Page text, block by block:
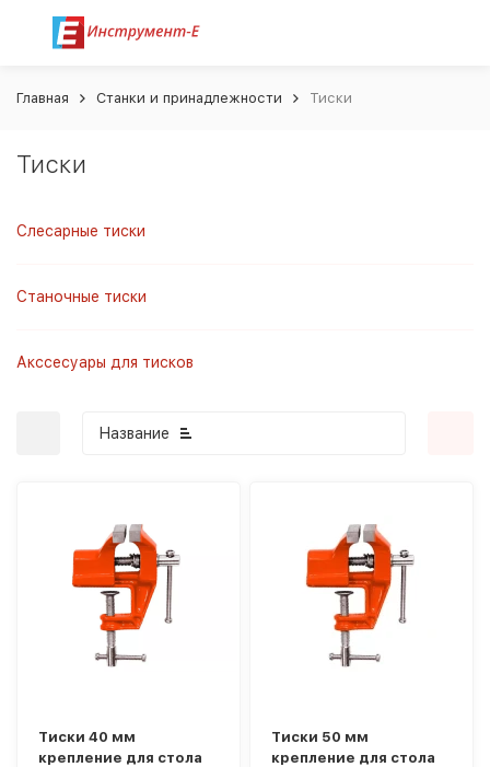
Главная Станки и принадлежности Тиски
Тиски
Слесарные тиски
Станочные тиски
Акссесуары для тисков
Название
покупателей
Тиски 40 мм
крепление для стола
Тиски 50 мм
крепление для стола